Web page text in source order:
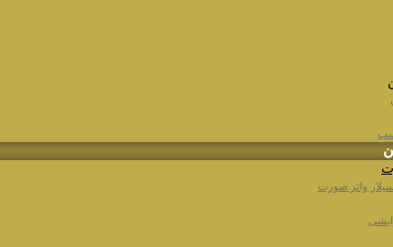
واتر صورت